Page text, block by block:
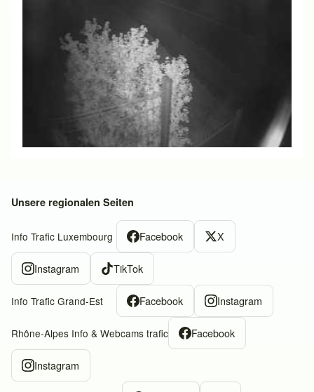
Unsere regionalen Seiten
Info Trafic Luxembourg Facebook X
Instagram TikTok
Info Trafic Grand-Est Facebook Instagram
Rhône-Alpes Info & Webcams trafic Facebook
Instagram